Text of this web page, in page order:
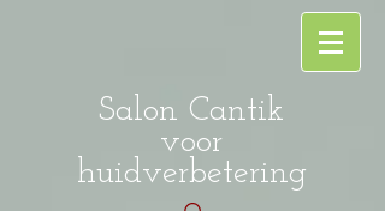
Salon Cantik
voor
huidverbetering